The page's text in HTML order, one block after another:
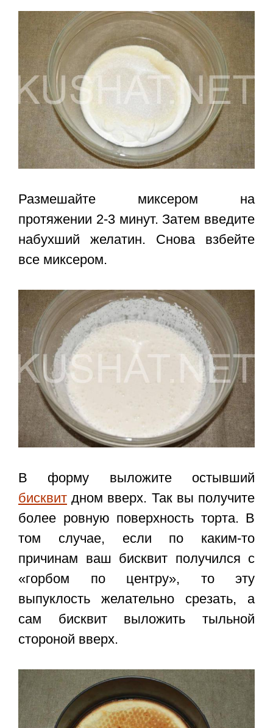
Размешайте миксером на
протяжении 2-3 минут. Затем введите
набухший желатин. Снова взбейте
все миксером.
В форму выложите остывший
бисквит дном вверх. Так вы получите
более ровную поверхность торта. В
том случае, если по каким-то
причинам ваш бисквит получился с
«горбом по центру», то эту
выпуклость желательно срезать, а
сам бисквит выложить тыльной
стороной вверх.